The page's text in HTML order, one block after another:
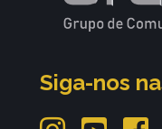
Siga-nos